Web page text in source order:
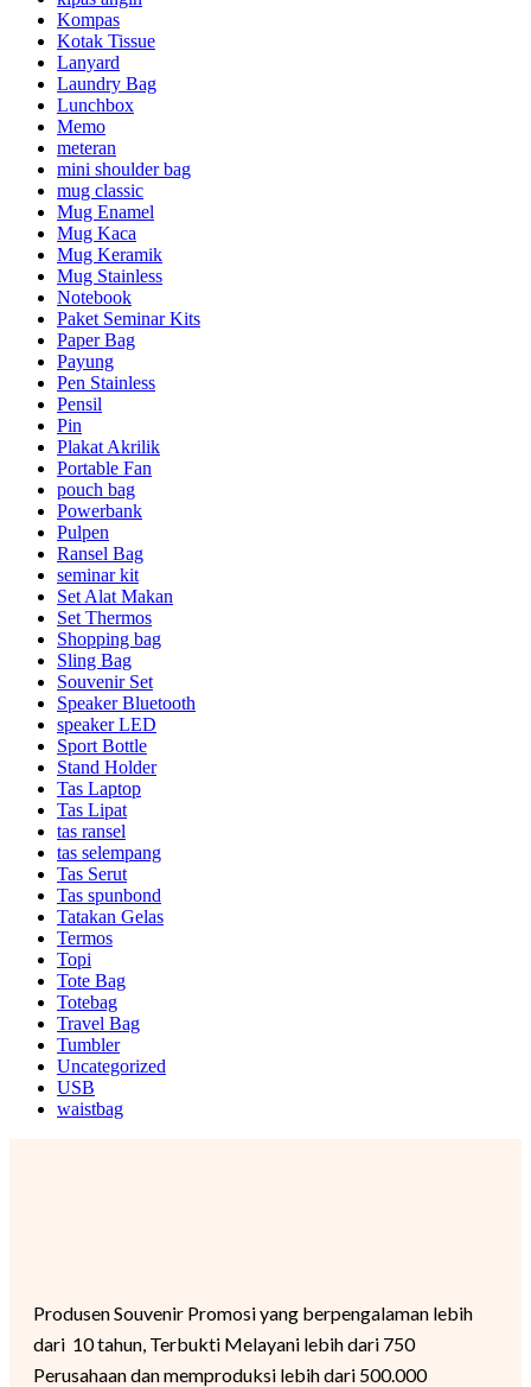
Kompas
Kotak Tissue
Lanyard
Laundry Bag
Lunchbox
Memo
meteran
mini shoulder bag
mug classic
Mug Enamel
Mug Kaca
Mug Keramik
Mug Stainless
Notebook
Paket Seminar Kits
Paper Bag
Payung
Pen Stainless
Pensil
Pin
Plakat Akrilik
Portable Fan
pouch bag
Powerbank
Pulpen
Ransel Bag
seminar kit
Set Alat Makan
Set Thermos
Shopping bag
Sling Bag
Souvenir Set
Speaker Bluetooth
speaker LED
Sport Bottle
Stand Holder
Tas Laptop
Tas Lipat
tas ransel
tas selempang
Tas Serut
Tas spunbond
Tatakan Gelas
Termos
Topi
Tote Bag
Totebag
Travel Bag
Tumbler
Uncategorized
USB
waistbag
Produsen Souvenir Promosi yang berpengalaman lebih
dari 10 tahun, Terbukti Melayani lebih dari 750
Perusahaan dan memproduksi lebih dari 500.000